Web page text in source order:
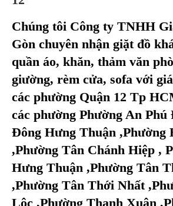
Chúng tôi Công ty TNHH
Gòn chuyên nhận giặt đồ
quần áo, khăn, thảm văn
giường, rèm cửa, sofa với
các phường Quận 12 Tp
các phường Phường An Phú
Đông Hưng Thuận ,Phường
,Phường Tân Chánh Hiệp ,
Hưng Thuận ,Phường Tân
,Phường Tân Thới Nhất
Lộc ,Phường Thạnh Xuân